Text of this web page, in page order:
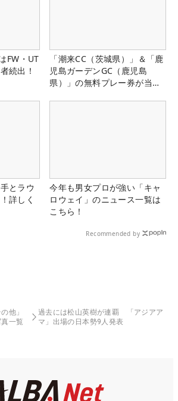
FW・UT
続出！
「潮来CC（茨城県）」＆「鹿
児島ガーデンGC（鹿児島
県）」の無料プレー券が当た
とラウ
詳しく
今年も男女プロが強い「キャ
ロウェイ」のニュース一覧は
こちら！
Recommended by
の他」
一覧
過去には松山英樹が連覇 「アジアア
マ」出場の日本勢9人発表